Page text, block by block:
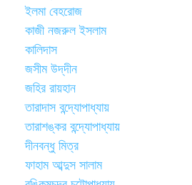
ইলমা বেহরোজ
কাজী নজরুল ইসলাম
কালিদাস
জসীম উদ্‌দীন
জহির রায়হান
তারাদাস বন্দ্যোপাধ্যায়
তারাশঙ্কর বন্দ্যোপাধ্যায়
দীনবন্ধু মিত্র
ফাহাম আব্দুস সালাম